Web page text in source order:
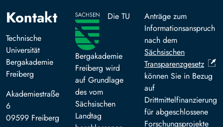
Kontakt
Technische
Universität
Bergakademie
Freiberg
Akademiestraße
6
09599 Freiberg
Die TU
Bergakademie
Freiberg wird
auf Grundlage
des vom
Sächsischen
Landtag
Anträge zum
Informationsanspruch
nach dem
Sächsischen
Transparenzgesetz
können Sie in Bezug
auf
Drittmittelfinanzierung
für abgeschlossene
Forschungsprojekte